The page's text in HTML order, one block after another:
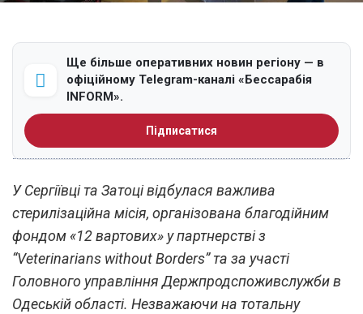
Ще більше оперативних новин регіону — в
офіційному Telegram-каналі «Бессарабія
INFORM».
Підписатися
У Сергіївці та Затоці відбулася важлива
стерилізаційна місія, організована благодійним
фондом «12 вартових» у партнерстві з
“Veterinarians without Borders” та за участі
Головного управління Держпродспоживслужби в
Одеській області. Незважаючи на тотальну